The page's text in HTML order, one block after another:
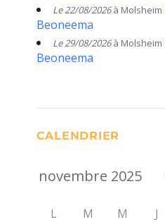
Le 22/08/2026à Molsheim
Beoneema
Le 29/08/2026à Molsheim
Beoneema
CALENDRIER
L M M J